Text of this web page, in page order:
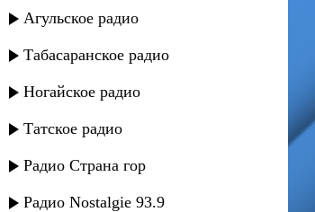
Агульское радио
Табасаранское радио
Ногайское радио
Татское радио
Радио Страна гор
Радио Nostalgie 93.9